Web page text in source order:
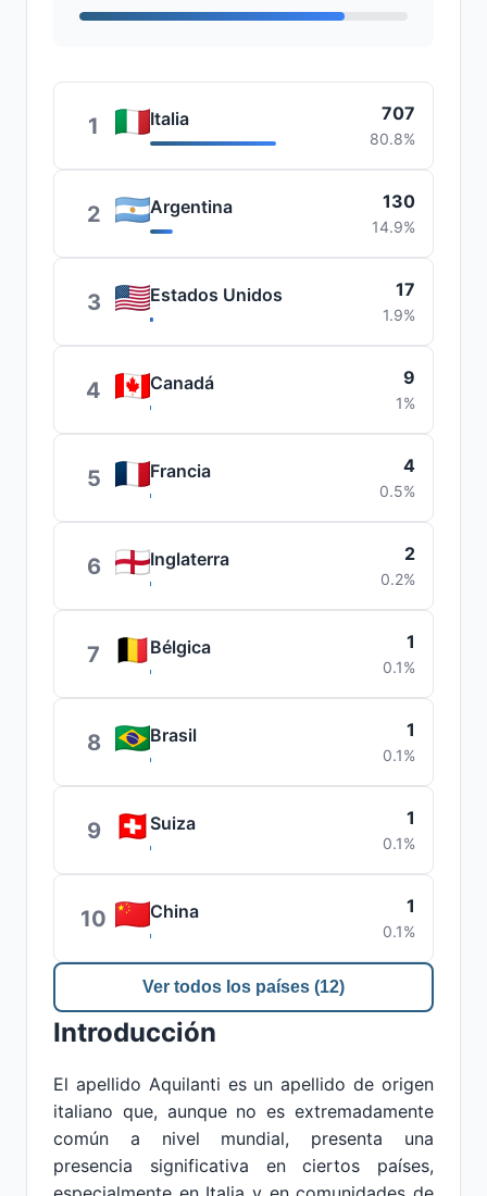
1 Italia 707
80.8%
2 Argentina 130
14.9%
3 Estados Unidos 17
1.9%
4 Canadá 9
1%
5 Francia 4
0.5%
6 Inglaterra 2
0.2%
7 Bélgica 1
0.1%
8 Brasil 1
0.1%
9 Suiza 1
0.1%
10 China 1
0.1%
Ver todos los países (12)
Introducción
El apellido Aquilanti es un apellido de origen
italiano que, aunque no es extremadamente
común a nivel mundial, presenta una
presencia significativa en ciertos países,